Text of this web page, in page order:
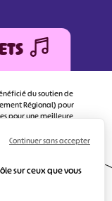
du soutien de
Régional) pour
pour une meilleure
sur ceux que vous
Continuer sans accepter